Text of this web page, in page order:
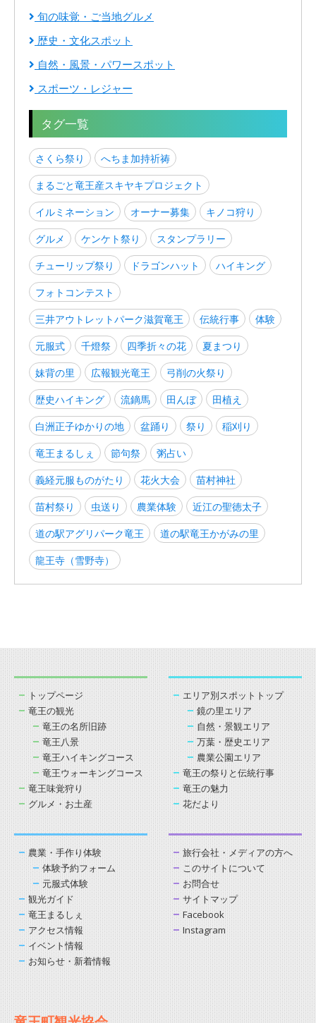
旬の味覚・ご当地グルメ
歴史・文化スポット
自然・風景・パワースポット
スポーツ・レジャー
タグ一覧
さくら祭り
へちま加持祈祷
まるごと竜王産スキヤキプロジェクト
イルミネーション
オーナー募集
キノコ狩り
グルメ
ケンケト祭り
スタンプラリー
チューリップ祭り
ドラゴンハット
ハイキング
フォトコンテスト
三井アウトレットパーク滋賀竜王
伝統行事
体験
元服式
千燈祭 四季折々の花
夏まつり
妹背の里
広報観光竜王
弓削の火祭り
歴史ハイキング
流鏑馬 田んぼ
田植え
白洲正子ゆかりの地
盆踊り 祭り
稲刈り
竜王まるしぇ
節句祭
粥占い
義経元服ものがたり
花火大会
苗村神社
苗村祭り
虫送り 農業体験
近江の聖徳太子
道の駅アグリパーク竜王
道の駅竜王かがみの里
龍王寺（雪野寺）
トップページ
竜王の観光
竜王の名所旧跡
竜王八景
竜王ハイキングコース
竜王ウォーキングコース
竜王味覚狩り
グルメ・お土産
エリア別スポットトップ
鏡の里エリア
自然・景観エリア
万葉・歴史エリア
農業公園エリア
竜王の祭りと伝統行事
竜王の魅力
花だより
農業・手作り体験
体験予約フォーム
元服式体験
観光ガイド
竜王まるしぇ
アクセス情報
イベント情報
お知らせ・新着情報
旅行会社・メディアの方へ
このサイトについて
お問合せ
サイトマップ
Facebook
Instagram